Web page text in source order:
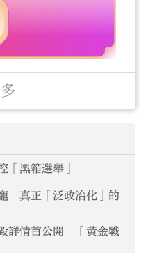
「黑箱選舉」
真正「泛政治化」的
詳情首公開 「黃金戰